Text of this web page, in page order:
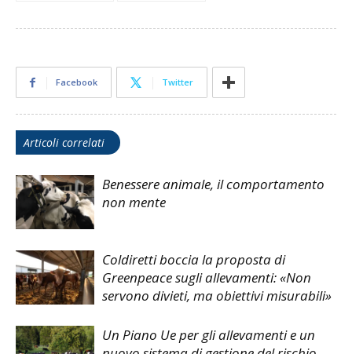
Facebook Twitter
Articoli correlati
Benessere animale, il comportamento
non mente
Coldiretti boccia la proposta di
Greenpeace sugli allevamenti: «Non
servono divieti, ma obiettivi misurabili»
Un Piano Ue per gli allevamenti e un